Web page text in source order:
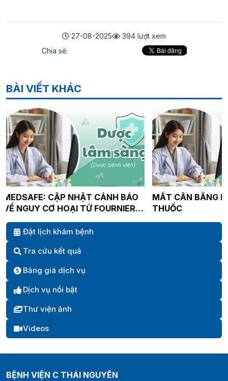
27-08-2025
394 lượt xem
Chia sẻ:
BÀI VIẾT KHÁC
MẤT CÂN BẰNG NỘI TIẾT TỐ DO
THUỐC
FDA: CẢNH BÁO
GIẬT LIÊN
VITAMIN B6 KHI
CARBIDOPA/
Đặt lịch khám bệnh
Tra cứu kết quả
Bảng giá dịch vụ
Dịch vụ nổi bật
Thư viện ảnh
Videos
BỆNH VIỆN C THÁI NGUYÊN